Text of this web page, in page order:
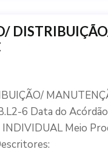
6 Data do
Meio